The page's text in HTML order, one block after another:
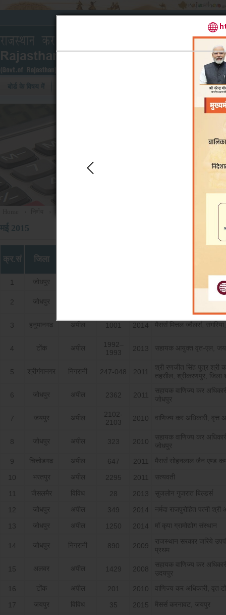
कार्य प्रणाली
मई 2015
क्र.सं जिला
जोधपुर मैसर्स टूल्स एण्ड हार्डवेयर
2 जोधपुर वाणिज्य कर अधिकारी, वृत
3 हनुमानगढ अपील 1001 2014 मैसर्स मित्तल ज्वैलर्स,
4 टोंक अपील
1992–
1993
2013 सहायक आयुक्त वृत-एल,
5 श्रीगंगानगर निगरानी 247-048 2011
श्री रणजीत सिंह पुत्र श्री
तहसील, श्रीकरणपुर, जिला
6 जोधपुर अपील 2362 2011
सहायक वाणिज्य कर
जोधपुर
7 जयपुर अपील
2102-
2103
2010 वाणिज्य कर अधिकारी, वृत्त
8 जोधपुर अपील 323 2010
सहायक वाणिज्य कर
जोधपुर
9
चित्तोडगढ अपील 647 2011 मैसर्स सोहनलाल जैन एण्ड
10 भरतपुर अपील 2295 2011 सत्यवती
जैसलमैर विविध 28 2013 सुजलोन गुजरात बिल्डर्स
12 जोधपुर अपील 349 2014 नर्मदा राजपुरोहित पत्नी
13 जोधपुर अपील 1250 2014 मॉ कृपा ग्रामोद्योग संस्थान
14 जोधपुर निगरानी 890 2009
राजस्थान सरकार जरिये
प्रथम
15 अलवर अपील 1429 2008
सहायक वाणिज्य कर
उदयपुर
16
टोंक अपील 201 2010 वाणिज्य कर अधिकारी, वृत
17 जयपुर विविध 35 2015 मैसर्स करनावट, जयपुर